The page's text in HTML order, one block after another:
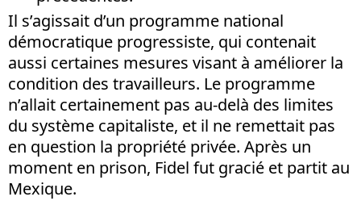
Il s’agissait d’un programme national
démocratique progressiste, qui contenait
aussi certaines mesures visant à améliorer la
condition des travailleurs. Le programme
n’allait certainement pas au-delà des limites
du système capitaliste, et il ne remettait pas
en question la propriété privée. Après un
moment en prison, Fidel fut gracié et partit au
Mexique.